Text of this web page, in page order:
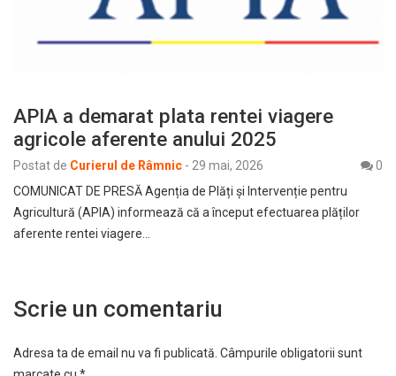
APIA a demarat plata rentei viagere
agricole aferente anului 2025
Postat de Curierul de Râmnic - 29 mai, 2026
0
COMUNICAT DE PRESĂ Agenția de Plăți și Intervenție pentru
Agricultură (APIA) informează că a început efectuarea plăților
aferente rentei viagere…
Scrie un comentariu
Adresa ta de email nu va fi publicată. Câmpurile obligatorii sunt